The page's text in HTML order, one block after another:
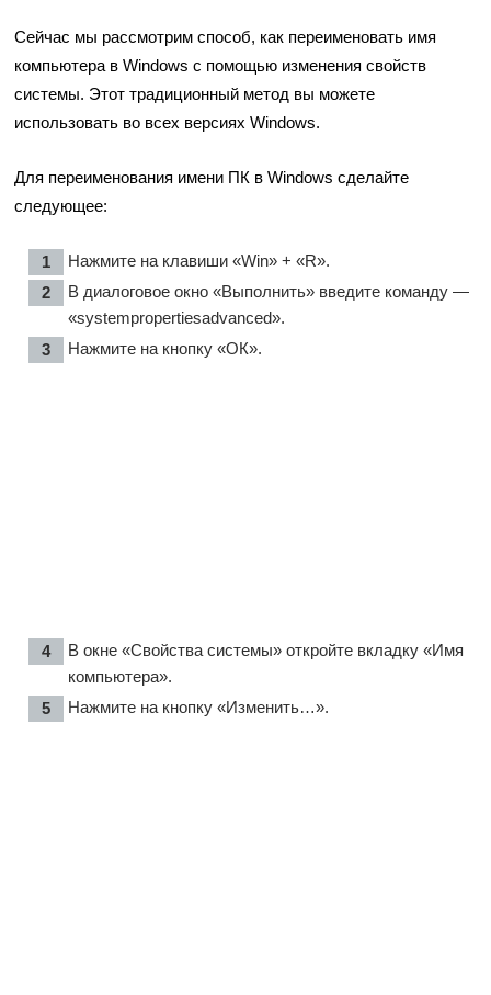
Сейчас мы рассмотрим способ, как переименовать имя
компьютера в Windows с помощью изменения свойств
системы. Этот традиционный метод вы можете
использовать во всех версиях Windows.
Для переименования имени ПК в Windows сделайте
следующее:
Нажмите на клавиши «Win» + «R».
В диалоговое окно «Выполнить» введите команду —
«systempropertiesadvanced».
Нажмите на кнопку «ОК».
В окне «Свойства системы» откройте вкладку «Имя
компьютера».
Нажмите на кнопку «Изменить…».